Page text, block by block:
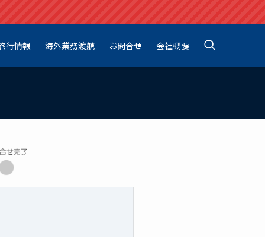
行情報 海外業務渡航 お問合せ 会社概要